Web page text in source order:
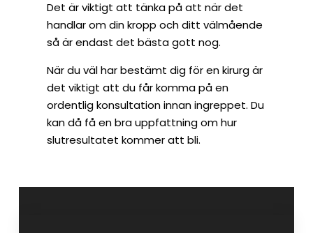
Det är viktigt att tänka på att när det
handlar om din kropp och ditt välmående
så är endast det bästa gott nog.
När du väl har bestämt dig för en kirurg är
det viktigt att du får komma på en
ordentlig konsultation innan ingreppet. Du
kan då få en bra uppfattning om hur
slutresultatet kommer att bli.